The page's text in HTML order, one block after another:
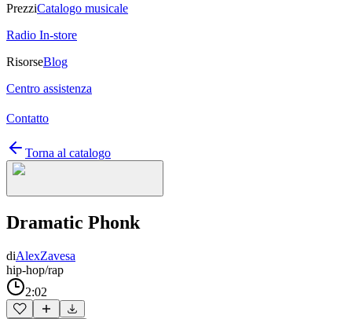
PrezziCatalogo musicale
Radio In-store
RisorseBlog
Centro assistenza
Contatto
Torna al catalogo
Dramatic Phonk
diAlexZavesa
hip-hop/rap
2:02